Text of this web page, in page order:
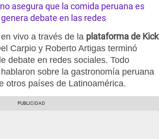
asegura que la comida peruana es
debate en las redes
vivo a través de la plataforma de Kick
Carpio y Roberto Artigas terminó
debate en redes sociales. Todo
sobre la gastronomía peruana
otros países de Latinoamérica.